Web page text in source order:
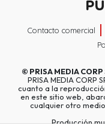
Contacto comercial
© PRISA MEDIA CORP
PRISA MEDIA CORP
cuanto a la
en este sitio web,
cualquier otro
Producción